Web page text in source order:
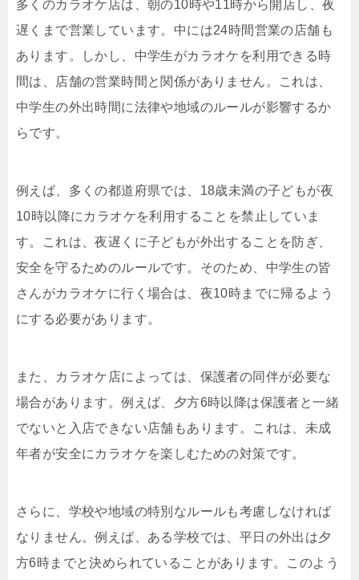
多くのカラオケ店は、朝の10時や11時から開店し、夜
遅くまで営業しています。中には24時間営業の店舗も
あります。しかし、中学生がカラオケを利用できる時
間は、店舗の営業時間と関係がありません。これは、
中学生の外出時間に法律や地域のルールが影響するか
らです。
例えば、多くの都道府県では、18歳未満の子どもが夜
10時以降にカラオケを利用することを禁止していま
す。これは、夜遅くに子どもが外出することを防ぎ、
安全を守るためのルールです。そのため、中学生の皆
さんがカラオケに行く場合は、夜10時までに帰るよう
にする必要があります。
また、カラオケ店によっては、保護者の同伴が必要な
場合があります。例えば、夕方6時以降は保護者と一緒
でないと入店できない店舗もあります。これは、未成
年者が安全にカラオケを楽しむための対策です。
さらに、学校や地域の特別なルールも考慮しなければ
なりません。例えば、ある学校では、平日の外出は夕
方6時までと決められていることがあります。このよう